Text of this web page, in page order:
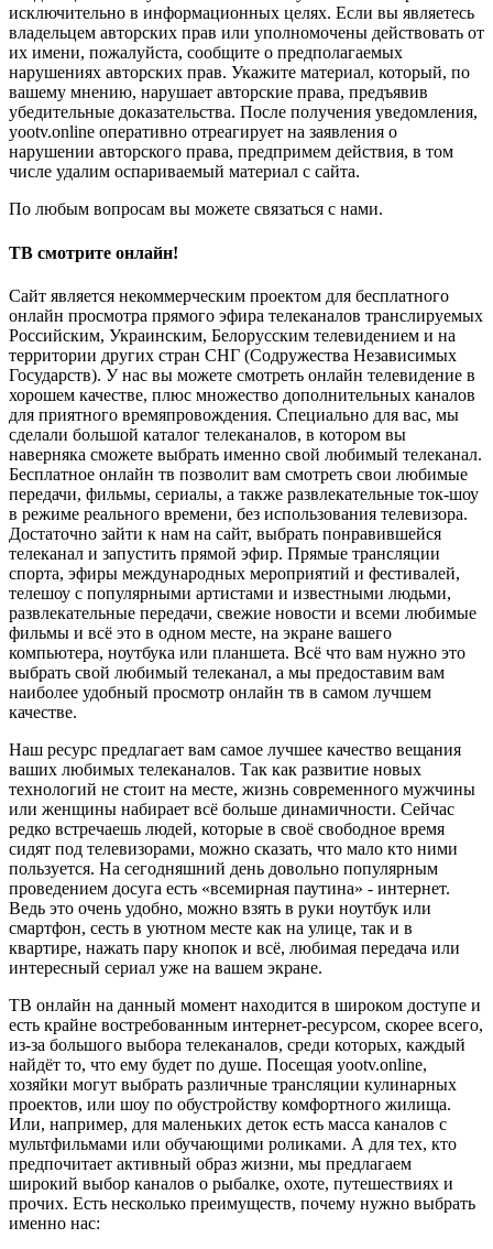
исключительно в информационных целях. Если вы являетесь
владельцем авторских прав или уполномочены действовать от
их имени, пожалуйста, сообщите о предполагаемых
нарушениях авторских прав. Укажите материал, который, по
вашему мнению, нарушает авторские права, предъявив
убедительные доказательства. После получения уведомления,
yootv.online оперативно отреагирует на заявления о
нарушении авторского права, предпримем действия, в том
числе удалим оспариваемый материал с сайта.
По любым вопросам вы можете связаться с нами.
ТВ смотрите онлайн!
Сайт является некоммерческим проектом для бесплатного
онлайн просмотра прямого эфира телеканалов транслируемых
Российским, Украинским, Белорусским телевидением и на
территории других стран СНГ (Содружества Независимых
Государств). У нас вы можете смотреть онлайн телевидение в
хорошем качестве, плюс множество дополнительных каналов
для приятного времяпровождения. Специально для вас, мы
сделали большой каталог телеканалов, в котором вы
наверняка сможете выбрать именно свой любимый телеканал.
Бесплатное онлайн тв позволит вам смотреть свои любимые
передачи, фильмы, сериалы, а также развлекательные ток-шоу
в режиме реального времени, без использования телевизора.
Достаточно зайти к нам на сайт, выбрать понравившейся
телеканал и запустить прямой эфир. Прямые трансляции
спорта, эфиры международных мероприятий и фестивалей,
телешоу с популярными артистами и известными людьми,
развлекательные передачи, свежие новости и всеми любимые
фильмы и всё это в одном месте, на экране вашего
компьютера, ноутбука или планшета. Всё что вам нужно это
выбрать свой любимый телеканал, а мы предоставим вам
наиболее удобный просмотр онлайн тв в самом лучшем
качестве.
Наш ресурс предлагает вам самое лучшее качество вещания
ваших любимых телеканалов. Так как развитие новых
технологий не стоит на месте, жизнь современного мужчины
или женщины набирает всё больше динамичности. Сейчас
редко встречаешь людей, которые в своё свободное время
сидят под телевизорами, можно сказать, что мало кто ними
пользуется. На сегодняшний день довольно популярным
проведением досуга есть «всемирная паутина» - интернет.
Ведь это очень удобно, можно взять в руки ноутбук или
смартфон, сесть в уютном месте как на улице, так и в
квартире, нажать пару кнопок и всё, любимая передача или
интересный сериал уже на вашем экране.
ТВ онлайн на данный момент находится в широком доступе и
есть крайне востребованным интернет-ресурсом, скорее всего,
из-за большого выбора телеканалов, среди которых, каждый
найдёт то, что ему будет по душе. Посещая yootv.online,
хозяйки могут выбрать различные трансляции кулинарных
проектов, или шоу по обустройству комфортного жилища.
Или, например, для маленьких деток есть масса каналов с
мультфильмами или обучающими роликами. А для тех, кто
предпочитает активный образ жизни, мы предлагаем
широкий выбор каналов о рыбалке, охоте, путешествиях и
прочих. Есть несколько преимуществ, почему нужно выбрать
именно нас: